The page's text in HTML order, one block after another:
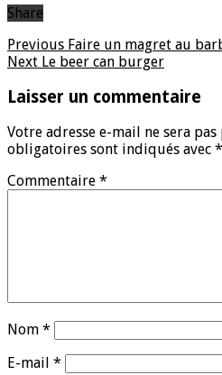
Share
Previous Faire un magret au
Next Le beer can burger
Laisser un commentaire
Votre adresse e-mail ne sera
obligatoires sont indiqués avec *
Commentaire *
Nom *
E-mail *